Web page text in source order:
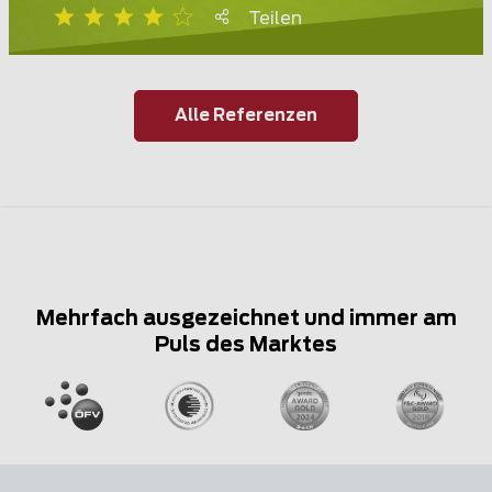
Teilen
Alle Referenzen
Mehrfach ausgezeichnet und immer am
Puls des Marktes